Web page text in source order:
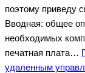
поэтому приведу
Вводная: общее
необходимых
печатная плата…
удаленным